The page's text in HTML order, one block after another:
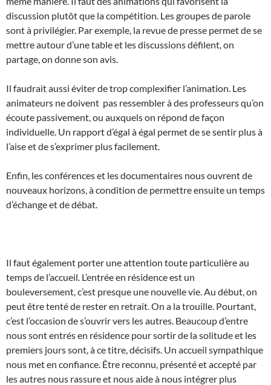
discussion plutôt que la compétition. Les groupes de parole
sont à privilégier. Par exemple, la revue de presse permet de se
mettre autour d’une table et les discussions défilent, on
partage, on donne son avis.
Il faudrait aussi éviter de trop complexifier l’animation. Les
animateurs ne doivent pas ressembler à des professeurs qu’on
écoute passivement, ou auxquels on répond de façon
individuelle. Un rapport d’égal à égal permet de se sentir plus à
l’aise et de s’exprimer plus facilement.
Enfin, les conférences et les documentaires nous ouvrent de
nouveaux horizons, à condition de permettre ensuite un temps
d’échange et de débat.
Il faut également porter une attention toute particulière au
temps de l’accueil. L’entrée en résidence est un
bouleversement, c’est presque une nouvelle vie. Au début, on
peut être tenté de rester en retrait. On a la trouille. Pourtant,
c’est l’occasion de s’ouvrir vers les autres. Beaucoup d’entre
nous sont entrés en résidence pour sortir de la solitude et les
premiers jours sont, à ce titre, décisifs. Un accueil sympathique
nous met en confiance. Être reconnu, présenté et accepté par
les autres nous rassure et nous aide à nous intégrer plus